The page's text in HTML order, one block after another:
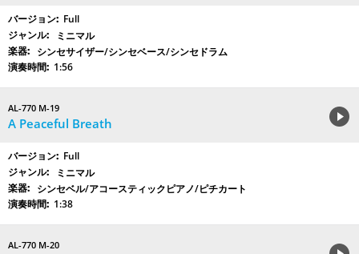
Full
ミニマル
シンセサイザー/シンセベース/シンセドラム
1:56
AL-770 M-19
A Peaceful Breath
Full
ミニマル
シンセベル/アコースティックピアノ/ピチカート
1:38
AL-770 M-20